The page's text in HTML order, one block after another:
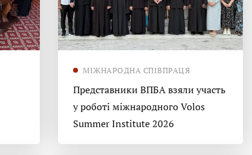
МІЖНАРОДНА СПІВПРАЦЯ
Представники ВПБА взяли участь
у роботі міжнародного Volos
Summer Institute 2026